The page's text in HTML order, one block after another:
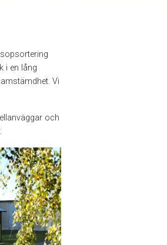
i en lång
Vi
och